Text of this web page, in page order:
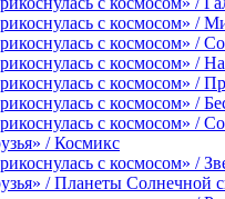
с космосом» /
с космосом» /
с космосом» /
с космосом» /
с космосом» /
с космосом» /
/ Космикс
с космосом» /
/ Планеты Солнечной